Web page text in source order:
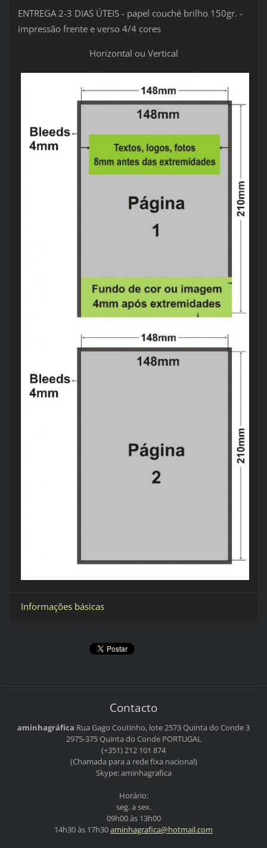
ENTREGA 2-3 DIAS ÚTEIS - papel couché brilho 150gr. -
impressão frente e verso 4/4 cores
Horizontal ou Vertical
Informações básicas
Contacto
aminhagráfica Rua Gago Coutinho, lote 2573Quinta do Conde 3
2975-375 Quinta do CondePORTUGAL
(+351) 212 101 874
(Chamada para a rede fixa nacional)
Skype: aminhagrafica
Horário:
seg. a sex.
09h00 às 13h00
14h30 às 17h30aminhagrafica@hotmail.com